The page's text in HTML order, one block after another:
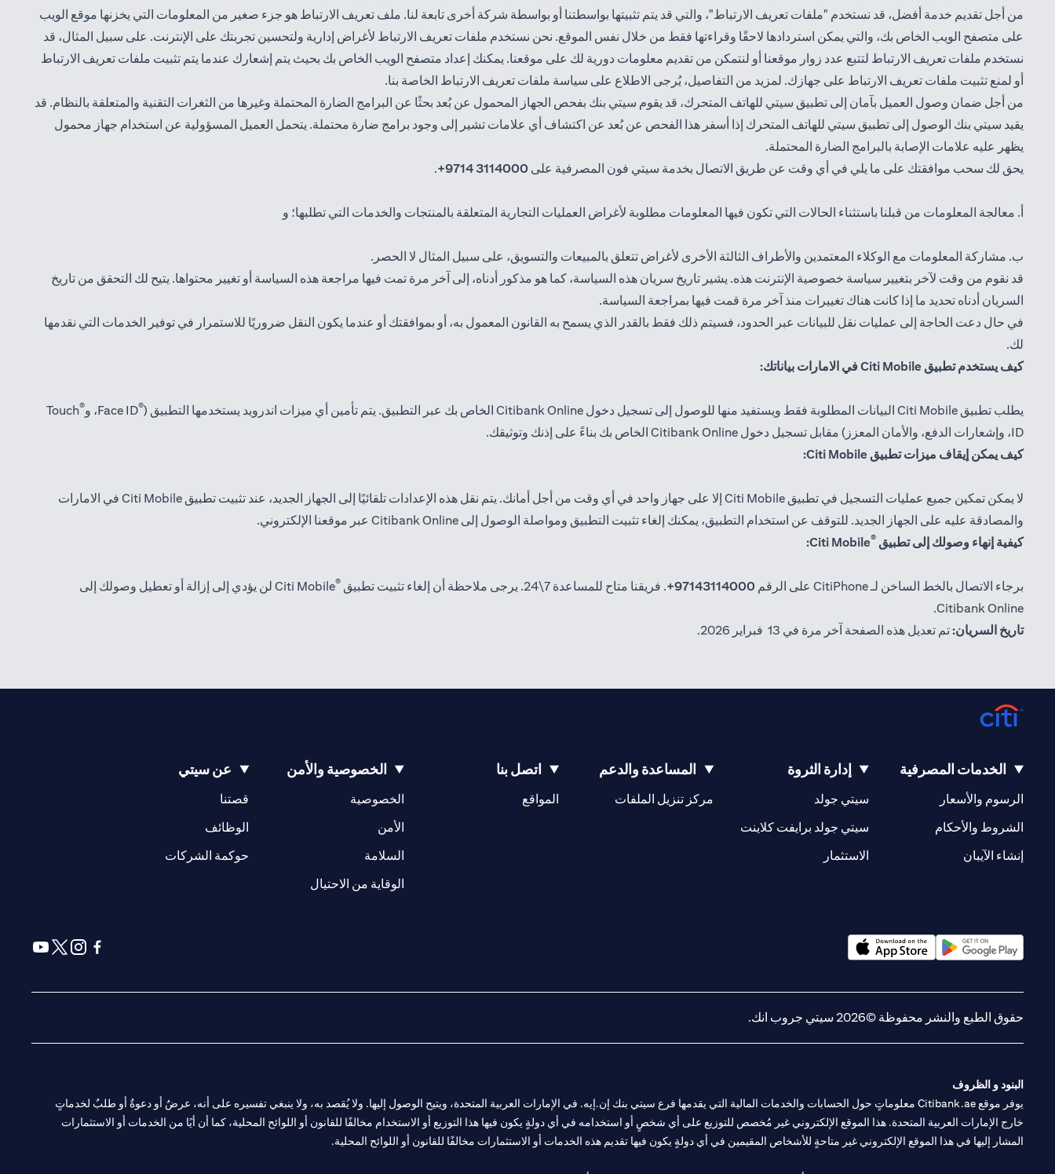
من أجل تقديم خدمة أفضل، قد نستخدم "ملفات تعريف الارتباط"، والتي قد يتم تثبيتها بواسطتنا أو بواسطة شركة أخرى تابعة لنا. ملف تعريف الارتباط هو جزء صغير من المعلومات التي يخزنها موقع الويب
على متصفح الويب الخاص بك، والتي يمكن استردادها لاحقًا وقراءتها فقط من خلال نفس الموقع. نحن نستخدم ملفات تعريف الارتباط لأغراض إدارية ولتحسين تجربتك على الإنترنت. على سبيل المثال، قد
نستخدم ملفات تعريف الارتباط لتتبع عدد زوار موقعنا أو لنتمكن من تقديم معلومات دورية لك على موقعنا. يمكنك إعداد متصفح الويب الخاص بك بحيث يتم إشعارك عندما يتم تثبيت ملفات تعريف الارتباط
أو لمنع تثبيت ملفات تعريف الارتباط على جهازك. لمزيد من التفاصيل، يُرجى الاطلاع على سياسة ملفات تعريف الارتباط الخاصة بنا.
من أجل ضمان وصول العميل بآمان إلى تطبيق سيتي للهاتف المتحرك، قد يقوم سيتي بنك بفحص الجهاز المحمول عن بُعد بحثًا عن البرامج الضارة المحتملة وغيرها من الثغرات التقنية والمتعلقة بالنظام. قد
يقيد سيتي بنك الوصول إلى تطبيق سيتي للهاتف المتحرك إذا أسفر هذا الفحص عن بُعد عن اكتشاف أي علامات تشير إلى وجود برامج ضارة محتملة. يتحمل العميل المسؤولية عن استخدام جهاز محمول
يظهر عليه علامات الإصابة بالبرامج الضارة المحتملة.
يحق لك سحب موافقتك على ما يلي في أي وقت عن طريق الاتصال بخدمة سيتي فون المصرفية على 3114000 9714+
.
أ. معالجة المعلومات من قبلنا باستثناء الحالات التي تكون فيها المعلومات مطلوبة لأغراض العمليات التجارية المتعلقة بالمنتجات والخدمات التي تطلبها؛ و
ب. مشاركة المعلومات مع الوكلاء المعتمدين والأطراف الثالثة الأخرى لأغراض تتعلق بالمبيعات والتسويق، على سبيل المثال لا الحصر.
قد نقوم من وقت لآخر بتغيير سياسة خصوصية الإنترنت هذه. يشير تاريخ سريان هذه السياسة، كما هو مذكور أدناه، إلى آخر مرة تمت فيها مراجعة هذه السياسة أو تغيير محتواها. يتيح لك التحقق من تاريخ
السريان أدناه تحديد ما إذا كانت هناك تغييرات منذ آخر مرة قمت فيها بمراجعة السياسة.
في حال دعت الحاجة إلى عمليات نقل للبيانات عبر الحدود، فسيتم ذلك فقط بالقدر الذي يسمح به القانون المعمول به، أو بموافقتك أو عندما يكون النقل ضروريًا للاستمرار في توفير الخدمات التي نقدمها
لك.
كيف يستخدم تطبيق Citi Mobile في الامارات بياناتك:
يطلب تطبيق Citi Mobile البيانات المطلوبة فقط ويستفيد منها للوصول إلى تسجيل دخول Citibank Online الخاص بك عبر التطبيق. يتم تأمين أي ميزات اندرويد يستخدمها التطبيق ( ®Face ID، و ®
Touch
ID، وإشعارات الدفع، والأمان المعزز) مقابل تسجيل دخول Citibank Online الخاص بك بناءً على إذنك وتوثيقك.
كيف يمكن إيقاف ميزات تطبيق Citi Mobile:
لا يمكن تمكين جميع عمليات التسجيل في تطبيق Citi Mobile إلا على جهاز واحد في أي وقت من أجل أمانك. يتم نقل هذه الإعدادات تلقائيًا إلى الجهاز الجديد، عند تثبيت تطبيق Citi Mobile في الامارات
والمصادقة عليه على الجهاز الجديد. للتوقف عن استخدام التطبيق، يمكنك إلغاء تثبيت التطبيق ومواصلة الوصول إلى Citibank Online عبر موقعنا الإلكتروني.
كيفية إنهاء وصولك إلى تطبيق ®
Citi Mobile:
برجاء الاتصال بالخط الساخن لـ CitiPhone على الرقم 97143114000+ . فريقنا متاح للمساعدة 7\24. يرجى ملاحظة أن إلغاء تثبيت تطبيق ®
Citi Mobile لن يؤدي إلى إزالة أو تعطيل وصولك إلى
Citibank Online.
تاريخ السريان:تم تعديل هذه الصفحة آخر مرة في 13 فبراير 2026.
الخدمات المصرفية
الرسوم والأسعار
الشروط والأحكام
إنشاء الآيبان
إدارة الثروة
سيتي جولد
سيتي جولد برايفت كلاينت
الاستثمار
المساعدة والدعم
مركز تنزيل الملفات
اتصل بنا
المواقع
(opens in a new tab)
الخصوصية والأمن
الخصوصية
الأمن
السلامة
الوقاية من الاحتيال
عن سيتي
قصتنا
(opens in a new tab)
الوظائف
(opens in a new tab)
حوكمة الشركات
(opens in a new tab)
حقوق الطبع والنشر محفوظة ©2026 سيتي جروب انك.
البنود و الظروف
يوفر موقع Citibank.ae معلوماتٍ حول الحسابات والخدمات المالية التي يقدمها فرع سيتي بنك إن.إيه. في الإمارات العربية المتحدة، ويتيح الوصول إليها. ولا يُقصد به، ولا ينبغي تفسيره على أنه، عرضٌ أو دعوةٌ أو طلبٌ لخدماتٍ
خارج الإمارات العربية المتحدة. هذا الموقع الإلكتروني غير مُخصص للتوزيع على أي شخصٍ أو استخدامه في أي دولةٍ يكون فيها هذا التوزيع أو الاستخدام مخالفًا للقانون أو اللوائح المحلية، كما أن أيًا من الخدمات أو الاستثمارات
المشار إليها في هذا الموقع الإلكتروني غير متاحةٍ للأشخاص المقيمين في أي دولةٍ يكون فيها تقديم هذه الخدمات أو الاستثمارات مخالفًا للقانون أو اللوائح المحلية.